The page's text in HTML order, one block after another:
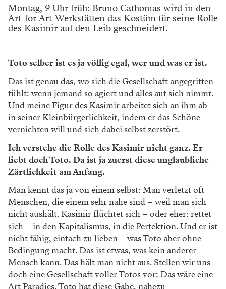
Montag, 9 Uhr früh: Bruno Cathomas wird in den
Art-for-Art-Werkstätten das Kostüm für seine Rolle
des Kasimir auf den Leib geschneidert.
Toto selber ist es ja völlig egal, wer und was er ist.
Das ist genau das, wo sich die Gesellschaft angegriffen
fühlt: wenn jemand so agiert und alles auf sich nimmt.
Und meine Figur des Kasimir arbeitet sich an ihm ab –
in seiner Kleinbürgerlichkeit, indem er das Schöne
vernichten will und sich dabei selbst zerstört.
Ich verstehe die Rolle des Kasimir nicht ganz. Er
liebt doch Toto. Da ist ja zuerst diese unglaubliche
Zärtlichkeit am Anfang.
Man kennt das ja von einem selbst: Man verletzt oft
Menschen, die einem sehr nahe sind – weil man sich
nicht aushält. Kasimir flüchtet sich – oder eher: rettet
sich – in den Kapitalismus, in die Perfektion. Und er ist
nicht fähig, einfach zu lieben – was Toto aber ohne
Bedingung macht. Das ist etwas, was kein anderer
Mensch kann. Das hält man nicht aus. Stellen wir uns
doch eine Gesellschaft voller Totos vor: Das wäre eine